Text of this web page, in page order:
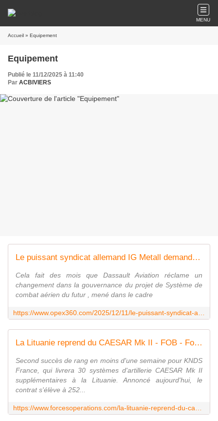
MENU
Accueil » Equipement
Equipement
Publié le 11/12/2025 à 11:40
Par ACBIVIERS
Le puissant syndicat allemand IG Metall demande d'exclure Dassault Aviation du projet SCAF - Zone Militaire
Cela fait des mois que Dassault Aviation réclame un
changement dans la gouvernance du projet de Système de
combat aérien du futur , mené dans le cadre
La Lituanie reprend du CAESAR Mk II - FOB - Forces Operations Blog
Second succès de rang en moins d'une semaine pour KNDS
France, qui livrera 30 systèmes d'artillerie CAESAR Mk II
supplémentaires à la Lituanie. Annoncé aujourd'hui, le
contrat s'élève à 252...